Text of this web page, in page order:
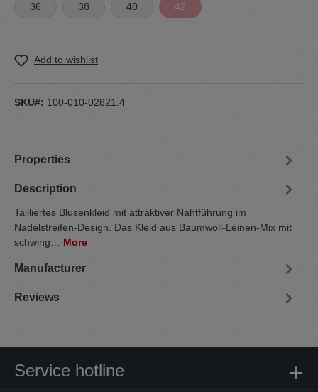
36 38 40 42
Add to wishlist
SKU#: 100-010-02821.4
Properties
Description
Tailliertes Blusenkleid mit attraktiver Nahtführung im
Nadelstreifen-Design. Das Kleid aus Baumwoll-Leinen-Mix mit
schwing… More
Manufacturer
Reviews
Service hotline